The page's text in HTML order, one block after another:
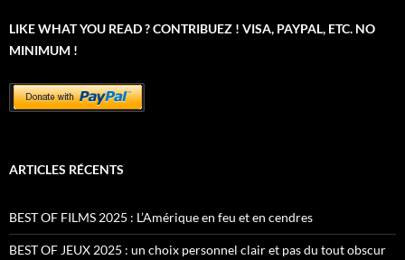
LIKE WHAT YOU READ ? CONTRIBUEZ ! VISA, PAYPAL, ETC. NO
MINIMUM !
ARTICLES RÉCENTS
BEST OF FILMS 2025 : L’Amérique en feu et en cendres
BEST OF JEUX 2025 : un choix personnel clair et pas du tout obscur